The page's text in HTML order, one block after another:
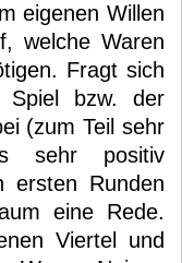
eigenen Willen
welche Waren
Fragt sich
bzw. der
(zum Teil sehr
sehr positiv
ersten Runden
eine Rede.
Viertel und